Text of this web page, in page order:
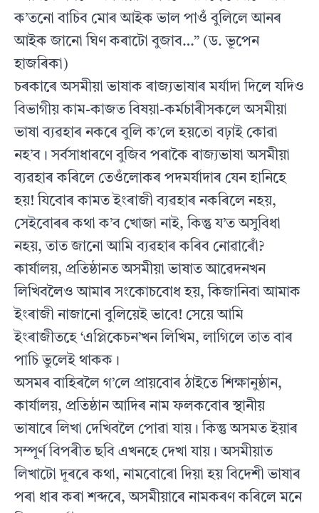
ক’তনো বাচিব মোৰ আইক ভাল পাওঁ বুলিলে আনৰ
আইক জানো ঘিণ কৰাটো বুজাব…” (ড. ভূপেন
হাজৰিকা)
চৰকাৰে অসমীয়া ভাষাক ৰাজ্যভাষাৰ মৰ্যাদা দিলে যদিও
বিভাগীয় কাম-কাজত বিষয়া-কৰ্মচাৰীসকলে অসমীয়া
ভাষা ব্যৱহাৰ নকৰে বুলি ক’লে হয়তো বঢ়াই কোৱা
নহ’ব। সৰ্বসাধাৰণে বুজিব পৰাকৈ ৰাজ্যভাষা অসমীয়া
ব্যৱহাৰ কৰিলে তেওঁলোকৰ পদমৰ্যাদাৰ যেন হানিহে
হয়! যিবোৰ কামত ইংৰাজী ব্যৱহাৰ নকৰিলে নহয়,
সেইবোৰৰ কথা ক’ব খোজা নাই, কিন্তু য’ত অসুবিধা
নহয়, তাত জানো আমি ব্যৱহাৰ কৰিব নোৱাৰোঁ?
কাৰ্যালয়, প্ৰতিষ্ঠানত অসমীয়া ভাষাত আৱেদনখন
লিখিবলৈও আমাৰ সংকোচবোধ হয়, কিজানিবা আমাক
ইংৰাজী নাজানো বুলিয়েই ভাবে! সেয়ে আমি
ইংৰাজীতহে ‘এপ্লিকেচন’খন লিখিম, লাগিলে তাত বাৰ
পাচি ভুলেই থাকক।
অসমৰ বাহিৰলৈ গ’লে প্ৰায়বোৰ ঠাইতে শিক্ষানুষ্ঠান,
কাৰ্যালয়, প্ৰতিষ্ঠান আদিৰ নাম ফলকবোৰ স্থানীয়
ভাষাৰে লিখা দেখিবলৈ পোৱা যায়। কিন্তু অসমত ইয়াৰ
সম্পূৰ্ণ বিপৰীত ছবি এখনহে দেখা যায়। অসমীয়াত
লিখাটো দূৰৰে কথা, নামবোৰো দিয়া হয় বিদেশী ভাষাৰ
পৰা ধাৰ কৰা শব্দৰে, অসমীয়াৰে নামকৰণ কৰিলে মনে